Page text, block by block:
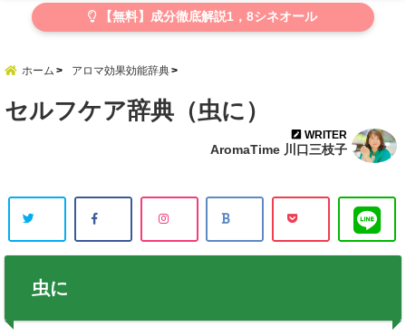
【無料】成分徹底解説1，8シネオール
ホーム アロマ効果効能辞典
セルフケア辞典（虫に）
WRITER
AromaTime 川口三枝子
虫に